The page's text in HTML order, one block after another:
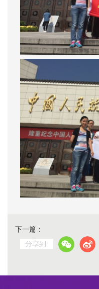
下一篇：
分享到: